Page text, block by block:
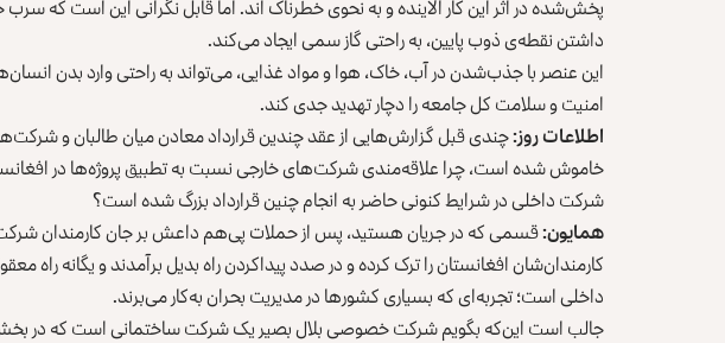
پخش‌شده در اثر این کار آلاینده و به‌ نحوی خطر‌ناک اند. اما قابل نگرانی این‌ است که
داشتن نقطه‌ی ذوب پایین، به راحتی گاز سمی ایجاد می‌کند.
این عنصر با جذب‌شدن در آب، خاک، هوا و مواد غذایی، می‌تواند به ‌راحتی وارد بدن
امنیت و سلامت کل جامعه را دچار تهدید جدی کند.
اطلاعات روز:چندی قبل گزارش‌هایی از عقد چندین قرارداد‌ معادن میان طالبان و
خاموش شده است، چرا علاقه‌‌مندی شرکت‌های خارجی نسبت به تطبیق پروژه‌ها در
شرکت داخلی در شرایط کنونی حاضر به انجام چنین قرارداد بزرگ شده است؟
همایون:قسمی‌ که در جریان هستید، پس از حملات پی‌هم داعش بر ‌جان کارمندان
کارمندان‌شان افغانستان را ترک کرده و در صدد پیداکردن راه بدیل برآمدند و یگانه راه
داخلی ا‌ست؛ تجربه‌ای که بسیاری کشور‌ها در مدیریت بحران به‌کار می‌برند.
جالب است این‌که بگویم شرکت خصوصی بلال بصیر یک شرکت ساختمانی است که در بخش